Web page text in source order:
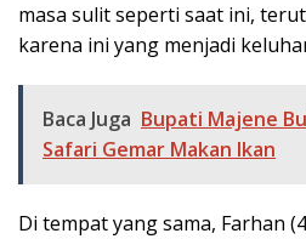
masa sulit seperti saat ini,
karena ini yang menjadi
Baca Juga Bupati Majene
Safari Gemar Makan Ikan
Di tempat yang sama, Farhan